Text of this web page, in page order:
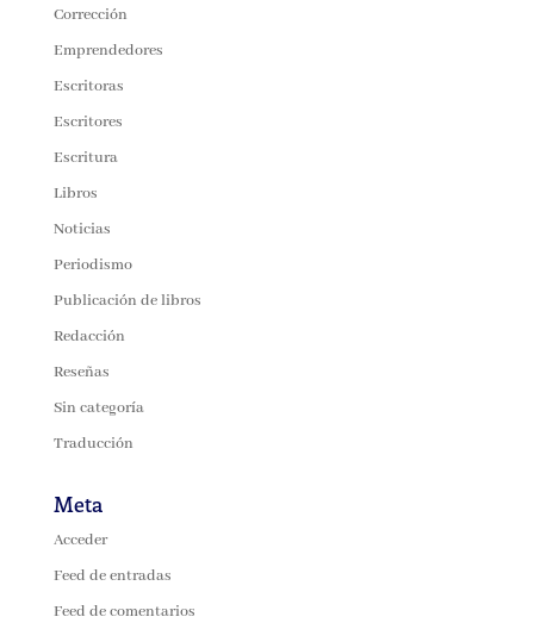
Corrección
Emprendedores
Escritoras
Escritores
Escritura
Libros
Noticias
Periodismo
Publicación de libros
Redacción
Reseñas
Sin categoría
Traducción
Meta
Acceder
Feed de entradas
Feed de comentarios